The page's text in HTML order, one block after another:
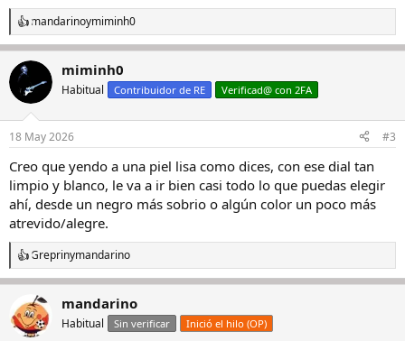
R
e
c
c
i
e
:
mandarinoymiminh0
miminh0
Habitual Contribuidor de RE Verificad@ con 2FA
18 May 2026 #3
Creo que yendo a una piel lisa como dices, con ese dial tan
limpio y blanco, le va a ir bien casi todo lo que puedas elegir
ahí, desde un negro más sobrio o algún color un poco más
atrevido/alegre.
R
e
a
c
c
i
Greprinymandarino
mandarino
Habitual Sin verificar Inició el hilo (OP)